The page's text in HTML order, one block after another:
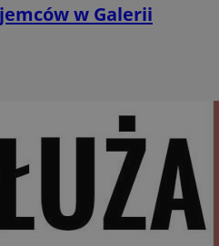
w Galerii